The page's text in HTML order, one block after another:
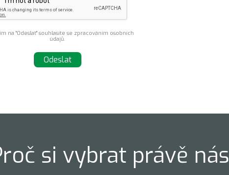
na "Odeslat" souhlasíte se zpracováním osobních
údajů.
si vybrat právě nás